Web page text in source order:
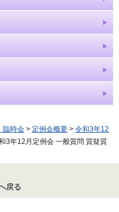
臨時会 > 定例会概要 > 令和3年12
3年12月定例会 一般質問 質疑質
戻る